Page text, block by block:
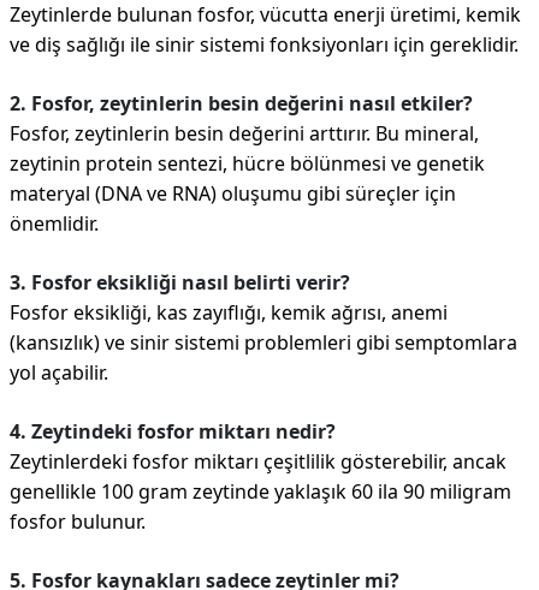
Zeytinlerde bulunan fosfor, vücutta enerji üretimi, kemik
ve diş sağlığı ile sinir sistemi fonksiyonları için gereklidir.
2. Fosfor, zeytinlerin besin değerini nasıl etkiler?
Fosfor, zeytinlerin besin değerini arttırır. Bu mineral,
zeytinin protein sentezi, hücre bölünmesi ve genetik
materyal (DNA ve RNA) oluşumu gibi süreçler için
önemlidir.
3. Fosfor eksikliği nasıl belirti verir?
Fosfor eksikliği, kas zayıflığı, kemik ağrısı, anemi
(kansızlık) ve sinir sistemi problemleri gibi semptomlara
yol açabilir.
4. Zeytindeki fosfor miktarı nedir?
Zeytinlerdeki fosfor miktarı çeşitlilik gösterebilir, ancak
genellikle 100 gram zeytinde yaklaşık 60 ila 90 miligram
fosfor bulunur.
5. Fosfor kaynakları sadece zeytinler mi?